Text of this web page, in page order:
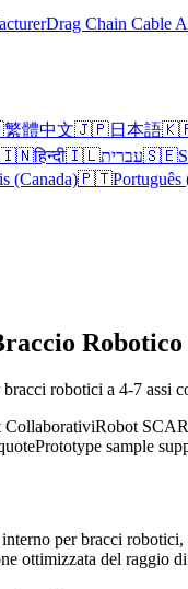
Drag Chain Cable
繁體中文🇯🇵日本語
🇮🇳हिन्दी🇮🇱עברית🇸🇪
(Canada)🇵🇹Português
Robotico
robotici a 4-7 assi
CollaborativiRobot
Prototype sample
per bracci
ottimizzata del raggio